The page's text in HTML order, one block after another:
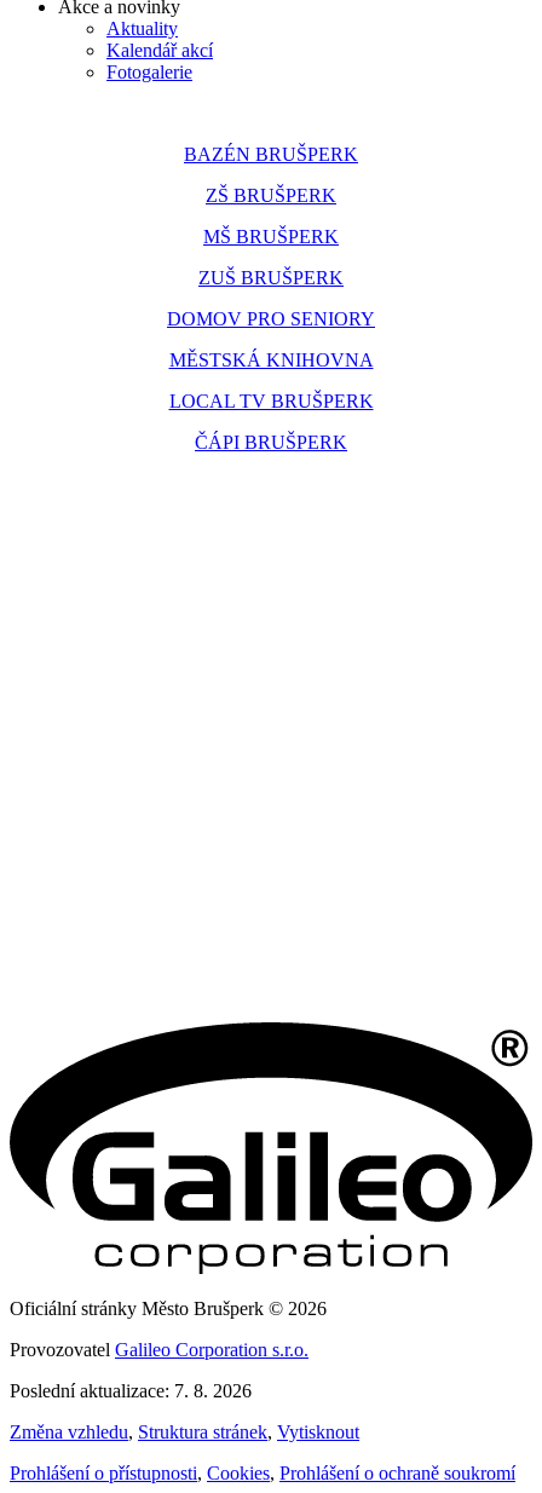
Akce a novinky
Aktuality
Kalendář akcí
Fotogalerie
BAZÉN BRUŠPERK
ZŠ BRUŠPERK
MŠ BRUŠPERK
ZUŠ BRUŠPERK
DOMOV PRO SENIORY
MĚSTSKÁ KNIHOVNA
LOCAL TV BRUŠPERK
ČÁPI BRUŠPERK
Oficiální stránky Město Brušperk © 2026
Provozovatel Galileo Corporation s.r.o.
Poslední aktualizace: 7. 8. 2026
Změna vzhledu, Struktura stránek, Vytisknout
Prohlášení o přístupnosti, Cookies, Prohlášení o ochraně soukromí